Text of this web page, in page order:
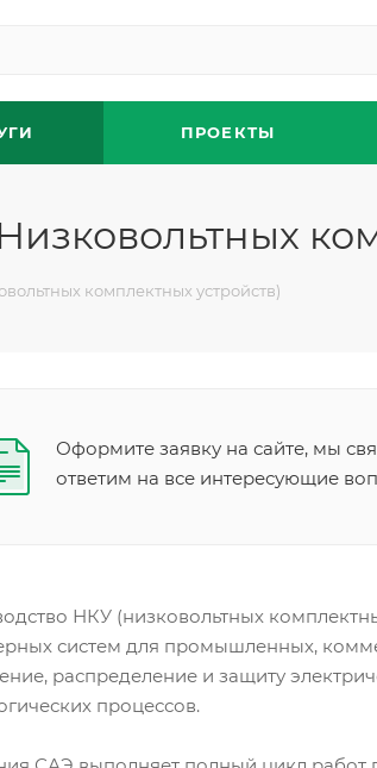
ПРОЕКТЫ
комплектных устройств)
Оформите заявку на сайте, мы
ответим на все интересующие
НКУ (низковольтных
систем для промышленных,
распределение и защиту
процессов.